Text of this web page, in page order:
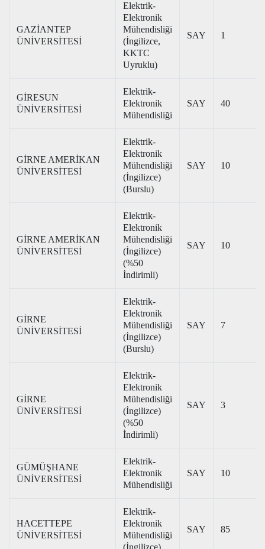
GAZİANTEP
ÜNİVERSİTESİ
Elektrik-
Elektronik
Mühendisliği
(İngilizce,
KKTC
Uyruklu)
SAY 1
GİRESUN
ÜNİVERSİTESİ
Elektrik-
Elektronik
Mühendisliği
SAY 40
GİRNE AMERİKAN
ÜNİVERSİTESİ
Elektrik-
Elektronik
Mühendisliği
(İngilizce)
(Burslu)
SAY 10
GİRNE AMERİKAN
ÜNİVERSİTESİ
Elektrik-
Elektronik
Mühendisliği
(İngilizce)
(%50
İndirimli)
SAY 10
GİRNE
ÜNİVERSİTESİ
Elektrik-
Elektronik
Mühendisliği
(İngilizce)
(Burslu)
SAY 7
GİRNE
ÜNİVERSİTESİ
Elektrik-
Elektronik
Mühendisliği
(İngilizce)
(%50
İndirimli)
SAY 3
GÜMÜŞHANE
ÜNİVERSİTESİ
Elektrik-
Elektronik
Mühendisliği
SAY 10
HACETTEPE
ÜNİVERSİTESİ
Elektrik-
Elektronik
Mühendisliği
(İngilizce)
SAY 85